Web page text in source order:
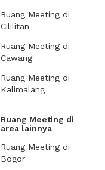
Ruang Meeting di
Cililitan
Ruang Meeting di
Cawang
Ruang Meeting di
Kalimalang
Ruang Meeting di
area lainnya
Ruang Meeting di
Bogor